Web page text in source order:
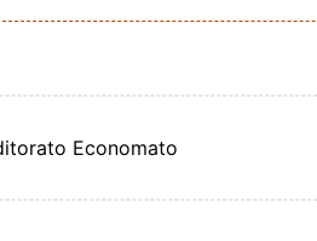
Economato